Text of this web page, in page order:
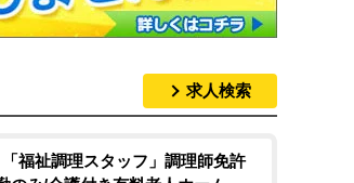
求人検索
「福祉調理スタッフ」調理師免許